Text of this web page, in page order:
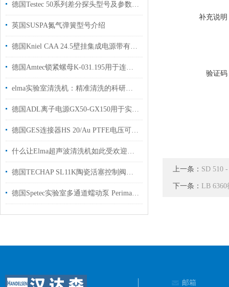
德国Testec 50系列差分探头型号及参数解析
英国SUSPA氮气弹簧型号介绍
德国Kniel CAA 24.5壁挂集成电源带有PA控制引脚A用于光刻机领域使用
德国Amtec锁紧螺母K-031.195用于连铸机、轧机上使用
elma实验室清洗机：精准清洗的科研助手
德国ADL离子电源GX50-GX150用于实验室中的小型磁控管和半导体真空镀膜
德国GES连接器HS 20/Au PTFE电压可达12 kVDC工厂现货
什么让Elma超声波清洗机如此受欢迎呢？
德国TECHAP SL11K陶瓷活塞控制阀用于腐蚀性气体和液体
德国Spetec实验室多通道蠕动泵 Perimax 12/6使用介绍
补充说明
验证码
上一条： SD 510
下一条： LB
邮箱